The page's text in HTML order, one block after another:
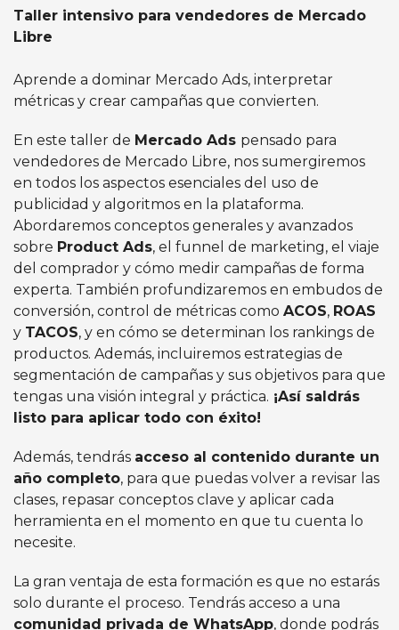
Taller intensivo para vendedores de Mercado
Libre
Aprende a dominar Mercado Ads, interpretar
métricas y crear campañas que convierten.
En este taller de Mercado Ads pensado para
vendedores de Mercado Libre, nos sumergiremos
en todos los aspectos esenciales del uso de
publicidad y algoritmos en la plataforma.
Abordaremos conceptos generales y avanzados
sobre Product Ads, el funnel de marketing, el viaje
del comprador y cómo medir campañas de forma
experta. También profundizaremos en embudos de
conversión, control de métricas como ACOS, ROAS
y TACOS, y en cómo se determinan los rankings de
productos. Además, incluiremos estrategias de
segmentación de campañas y sus objetivos para que
tengas una visión integral y práctica. ¡Así saldrás
listo para aplicar todo con éxito!
Además, tendrás acceso al contenido durante un
año completo, para que puedas volver a revisar las
clases, repasar conceptos clave y aplicar cada
herramienta en el momento en que tu cuenta lo
necesite.
La gran ventaja de esta formación es que no estarás
solo durante el proceso. Tendrás acceso a una
comunidad privada de WhatsApp, donde podrás